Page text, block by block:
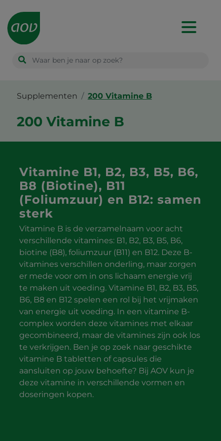
Main
navigation
Supplementen 200 Vitamine B
200 Vitamine B
Vitamine B1, B2, B3, B5, B6,
B8 (Biotine), B11
(Foliumzuur) en B12: samen
sterk
Vitamine B is de verzamelnaam voor acht
verschillende vitamines: B1, B2, B3, B5, B6,
biotine (B8), foliumzuur (B11) en B12. Deze B-
vitamines verschillen onderling, maar zorgen
er mede voor om in ons lichaam energie vrij
te maken uit voeding. Vitamine B1, B2, B3, B5,
B6, B8 en B12 spelen een rol bij het vrijmaken
van energie uit voeding. In een vitamine B-
complex worden deze vitamines met elkaar
gecombineerd, maar de vitamines zijn ook los
te verkrijgen. Ben je op zoek naar geschikte
vitamine B tabletten of capsules die
aansluiten op jouw behoefte? Bij AOV kun je
deze vitamine in verschillende vormen en
doseringen kopen.